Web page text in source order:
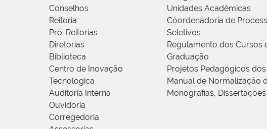
Conselhos
Reitoria
Pró-Reitorias
Diretorias
Biblioteca
Centro de Inovação
Tecnológica
Auditoria Interna
Ouvidoria
Corregedoria
Unidades Acadêmicas
Coordenadoria de
Seletivos
Regulamento dos Cursos
Graduação
Projetos Pedagógicos
Manual de Normalização
Monografias, Dissertações